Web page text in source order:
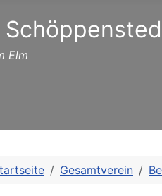
Elm
Gesamtverein